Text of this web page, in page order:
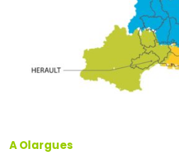
A Olargues